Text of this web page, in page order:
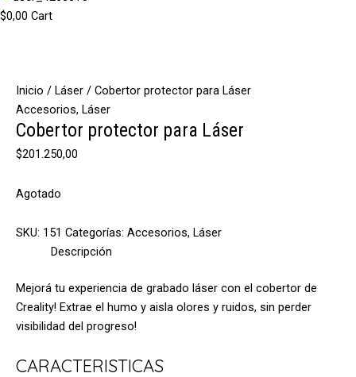
$0,00 Cart
Inicio / Láser / Cobertor protector para Láser
Accesorios, Láser
Cobertor protector para Láser
$201.250,00
Agotado
SKU: 151 Categorías: Accesorios, Láser
Descripción
Mejorá tu experiencia de grabado láser con el cobertor de
Creality! Extrae el humo y aisla olores y ruidos, sin perder
visibilidad del progreso!
CARACTERISTICAS